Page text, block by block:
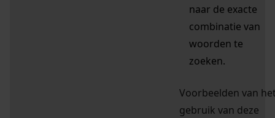
naar de exacte
combinatie van
woorden te
zoeken.
Voorbeelden van
gebruik van deze